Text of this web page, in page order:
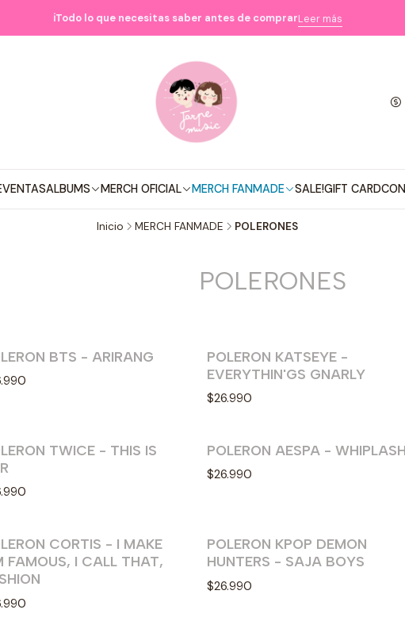
ALBUMS MERCH OFICIAL MERCH FANMADE SALE!GIFT CARD
ℹ️Todo lo que necesitas saber antes de comprarLeer más
Inicio MERCH FANMADE POLERONES
POLERONES
BTS - ARIRANG
POLERON KATSEYE -
EVERYTHIN'GS GNARLY
$26.990
TWICE - THIS IS
POLERON AESPA - WHIPLASH
$26.990
CORTIS - I MAKE
FAMOUS, I CALL THAT,
POLERON KPOP DEMON
HUNTERS - SAJA BOYS
$26.990